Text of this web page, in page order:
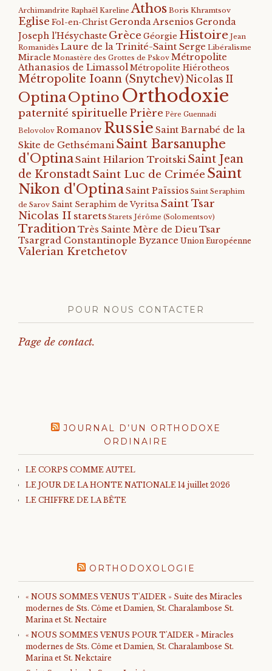
Archimandrite Raphaël Kareline Athos Boris Khramtsov
Eglise Fol-en-Christ Geronda Arsenios Geronda
Joseph l'Hésychaste Grèce Géorgie Histoire Jean
Romanidès Laure de la Trinité-Saint Serge Libéralisme
Miracle Monastère des Grottes de Pskov Métropolite
Athanasios de Limassol Métropolite Hiérotheos
Métropolite Ioann (Snytchev) Nicolas II
OptinaOptino Orthodoxie
paternité spirituelle Prière Père Guennadi
Belovolov Romanov Russie Saint Barnabé de la
Skite de Gethsémani Saint Barsanuphe
d'OptinaSaint Hilarion Troitski Saint Jean
de KronstadtSaint Luc de Crimée Saint
Nikon d'OptinaSaint Païssios Saint Seraphim
de Sarov Saint Seraphim de Vyritsa Saint Tsar
Nicolas II starets Starets Jérôme (Solomentsov)
TraditionTrès Sainte Mère de DieuTsar
Tsargrad Constantinople Byzance Union Européenne
Valerian Kretchetov
POUR NOUS CONTACTER
Page de contact.
JOURNAL D’UN ORTHODOXE
ORDINAIRE
LE CORPS COMME AUTEL
LE JOUR DE LA HONTE NATIONALE 14 juillet 2026
LE CHIFFRE DE LA BÊTE
ORTHODOXOLOGIE
« NOUS SOMMES VENUS T'AIDER » Suite des Miracles
modernes de Sts. Côme et Damien, St. Charalambose St.
Marina et St. Nectaire
« NOUS SOMMES VENUS POUR T'AIDER » Miracles
modernes de Sts. Côme et Damien, St. Charalambose St.
Marina et St. Nekctaire